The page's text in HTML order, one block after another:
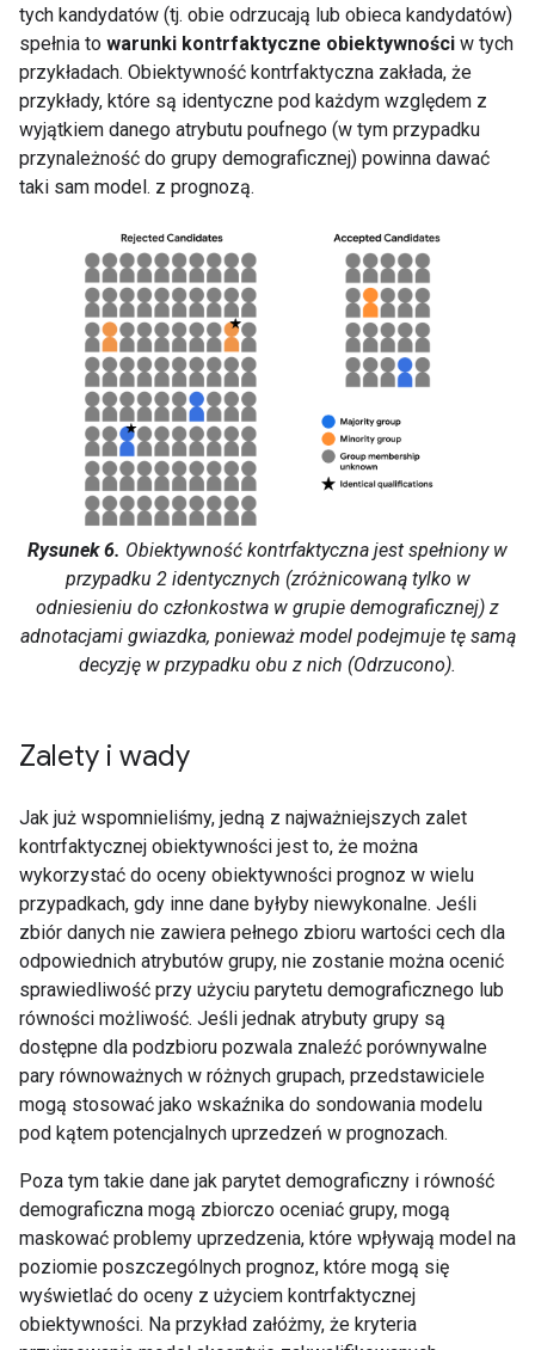
tych kandydatów (tj. obie odrzucają lub obieca kandydatów)
spełnia to warunki kontrfaktyczne obiektywności w tych
przykładach. Obiektywność kontrfaktyczna zakłada, że
przykłady, które są identyczne pod każdym względem z
wyjątkiem danego atrybutu poufnego (w tym przypadku
przynależność do grupy demograficznej) powinna dawać
taki sam model. z prognozą.
Rysunek 6. Obiektywność kontrfaktyczna jest spełniony w
przypadku 2 identycznych (zróżnicowaną tylko w
odniesieniu do członkostwa w grupie demograficznej) z
adnotacjami gwiazdka, ponieważ model podejmuje tę samą
decyzję w przypadku obu z nich (Odrzucono).
Zalety i wady
Jak już wspomnieliśmy, jedną z najważniejszych zalet
kontrfaktycznej obiektywności jest to, że można
wykorzystać do oceny obiektywności prognoz w wielu
przypadkach, gdy inne dane byłyby niewykonalne. Jeśli
zbiór danych nie zawiera pełnego zbioru wartości cech dla
odpowiednich atrybutów grupy, nie zostanie można ocenić
sprawiedliwość przy użyciu parytetu demograficznego lub
równości możliwość. Jeśli jednak atrybuty grupy są
dostępne dla podzbioru pozwala znaleźć porównywalne
pary równoważnych w różnych grupach, przedstawiciele
mogą stosować jako wskaźnika do sondowania modelu
pod kątem potencjalnych uprzedzeń w prognozach.
Poza tym takie dane jak parytet demograficzny i równość
demograficzna mogą zbiorczo oceniać grupy, mogą
maskować problemy uprzedzenia, które wpływają model na
poziomie poszczególnych prognoz, które mogą się
wyświetlać do oceny z użyciem kontrfaktycznej
obiektywności. Na przykład załóżmy, że kryteria